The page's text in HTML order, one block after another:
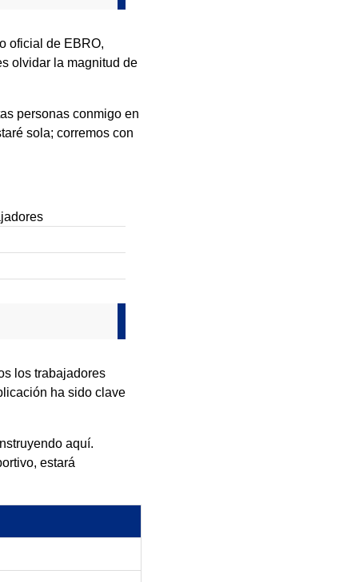
oficial de EBRO,
olvidar la magnitud de
personas conmigo en
sola; corremos con
los trabajadores
ha sido clave
aquí.
estará